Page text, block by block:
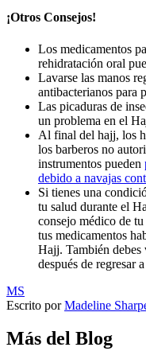
¡Otros Consejos!
Los medicamentos
rehidratación oral
Lavarse las manos
antibacterianos para
Las picaduras de
un problema en el
Al final del hajj, los
los barberos no
instrumentos pueden
debido a navajas
Si tienes una
tu salud durante el
consejo médico de
tus medicamentos
Hajj. También debes
después de regresar a
MS
Escrito por Madeline
Más del Blog